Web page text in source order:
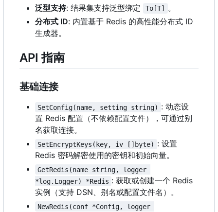
泛型支持: 结果集支持泛型绑定 To[T]
。
分布式 ID: 内置基于 Redis 的高性能分布式 ID
生成器。
API 指南
基础连接
SetConfig(name, setting string) : 动态设
置 Redis 配置（不依赖配置文件），可通过别
名获取连接。
SetEncryptKeys(key, iv []byte) : 设置
Redis 密码解密使用的密钥和初始向量。
GetRedis(name string, logger
*log.Logger) *Redis : 获取或创建一个 Redis
实例（支持 DSN、别名或配置文件名 ） 。
NewRedis(conf *Config, logger